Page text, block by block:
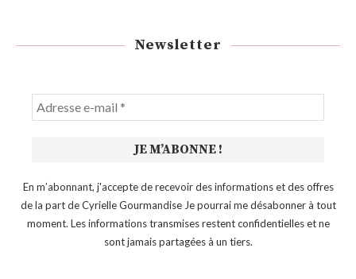
Newsletter
En m’abonnant, j'accepte de recevoir des informations et des offres
de la part de Cyrielle Gourmandise Je pourrai me désabonner à tout
moment. Les informations transmises restent confidentielles et ne
sont jamais partagées à un tiers.